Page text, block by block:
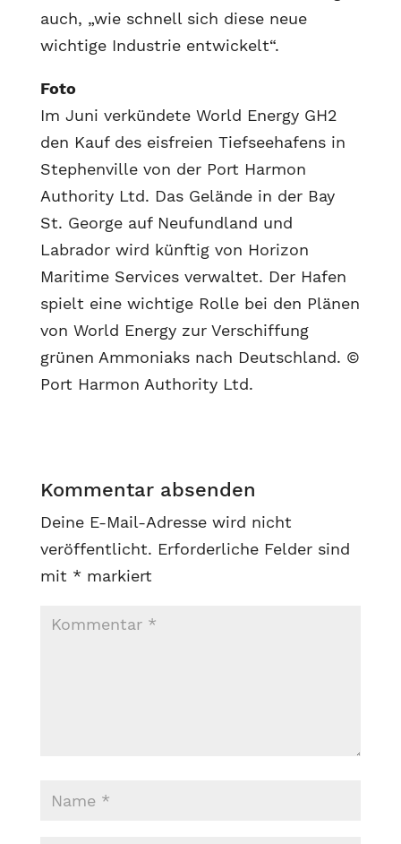
auch, „wie schnell sich diese neue
wichtige Industrie entwickelt“.
Foto
Im Juni verkündete World Energy GH2
den Kauf des eisfreien Tiefseehafens in
Stephenville von der Port Harmon
Authority Ltd. Das Gelände in der Bay
St. George auf Neufundland und
Labrador wird künftig von Horizon
Maritime Services verwaltet. Der Hafen
spielt eine wichtige Rolle bei den Plänen
von World Energy zur Verschiffung
grünen Ammoniaks nach Deutschland. ©
Port Harmon Authority Ltd.
Kommentar absenden
Deine E-Mail-Adresse wird nicht
veröffentlicht. Erforderliche Felder sind
mit * markiert